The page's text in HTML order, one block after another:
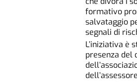
formativo
salvataggio
segnali di
L’iniziativa è
presenza del